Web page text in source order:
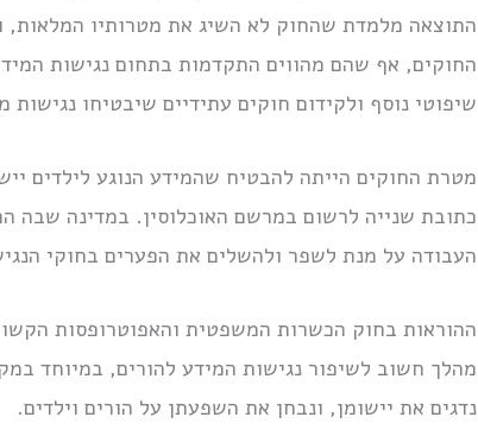
התוצאה מלמדת שהחוק לא השיג את מטרותיו המלאות,
החוקים, אף שהם מהווים התקדמות בתחום נגישות
שיפוטי נוסף ולקידום חוקים עתידיים שיבטיחו נגישות
מטרת החוקים הייתה להבטיח שהמידע הנוגע לילדים
כתובת שנייה לרשום במרשם האוכלוסין. במדינה שבה
העבודה על מנת לשפר ולהשלים את הפערים בחוקי
מהלך חשוב לשיפור נגישות המידע להורים, במיוחד
נדגים את יישומן, ונבחן את השפעתן על הורים וילדים.